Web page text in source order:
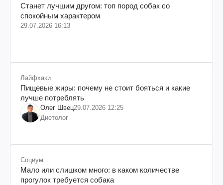
Станет лучшим другом: топ пород собак со
спокойным характером
29.07.2026 16:13
Лайфхаки
Пищевые жиры: почему не стоит бояться и какие
лучше потреблять
Олег Швец29.07.2026 12:25
Диетолог
Социум
Мало или слишком много: в каком количестве
прогулок требуется собака